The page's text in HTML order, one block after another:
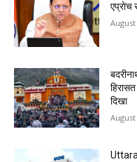
एप्राेच
August
दिखा
August